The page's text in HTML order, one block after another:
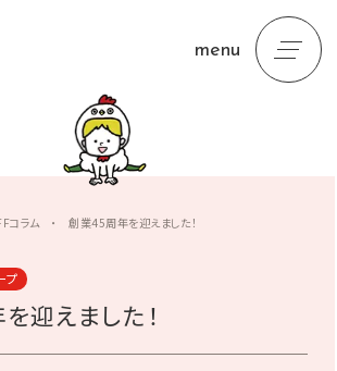
menu
コラム ・創業45周年を迎えました！
プ
迎えました！